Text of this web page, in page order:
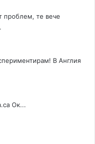
проблем, те вече
В Англия
Ок...